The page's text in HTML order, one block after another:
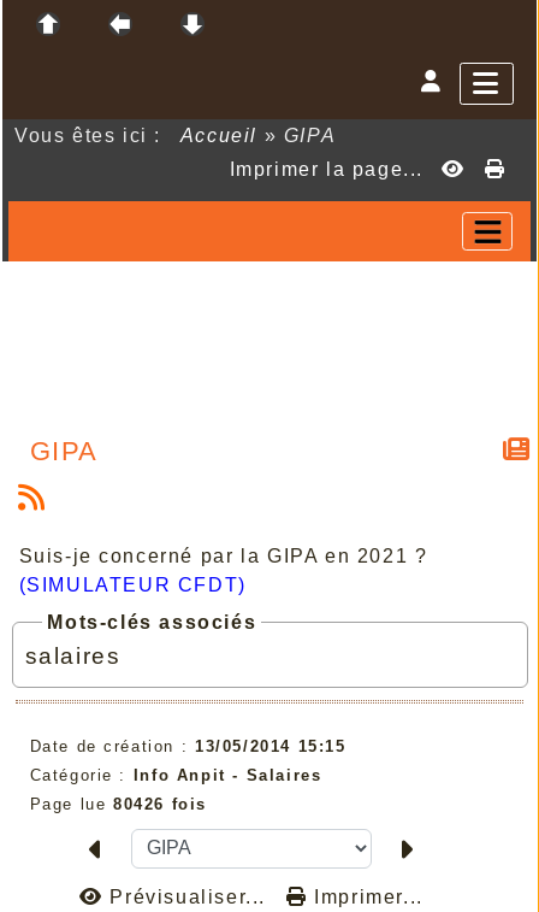
Vous êtes ici : Accueil » GIPA
Imprimer la page...
GIPA
Suis-je concerné par la GIPA en 2021 ?
(SIMULATEUR CFDT)
Mots-clés associés
salaires
Date de création : 13/05/2014 15:15
Catégorie : Info Anpit - Salaires
Page lue 80426 fois
Prévisualiser... Imprimer...